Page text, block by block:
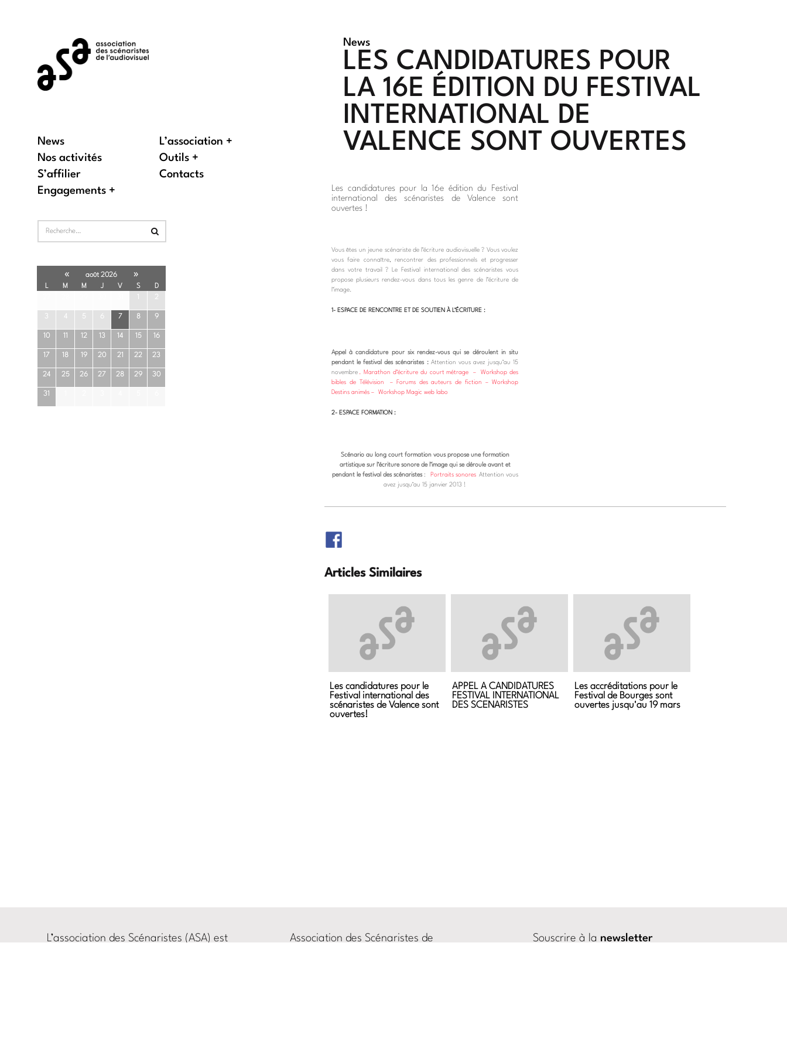
News
L’association
Nos activités
Outils
S’affilier
Contacts
Engagements
« août 2026 »
L M M J V S
D
2
3 4 5 6 7 8 9
10 11 12 13 14 15 16
17 18 19 20 21 22 23
24 25 26 27 28 29 30
31
News
LES CANDIDATURES POUR
LA 16E ÉDITION DU FESTIVAL
INTERNATIONAL DE
VALENCE SONT OUVERTES
Les candidatures pour la 16e édition du Festival
international des scénaristes de Valence sont
ouvertes !
Vous êtes un jeune scénariste de l’écriture audiovisuelle ? Vous voulez
vous faire connaître, rencontrer des professionnels et progresser
dans votre travail ? Le Festival international des scénaristes vous
propose plusieurs rendez-vous dans tous les genre de l’écriture de
l’image.
1- ESPACE DE RENCONTRE ET DE SOUTIEN À L’ÉCRITURE :
Appel à candidature pour six rendez-vous qui se déroulent in situ
pendant le festival des scénaristes : Attention vous avez jusqu’au 15
novembre . Marathon d’écriture du court métrage –
Workshop des
bibles de Télévision
– Forums des auteurs de fiction – Workshop
Destins animés –
Workshop Magic web labo
2- ESPACE FORMATION :
Scénario au long court formation vous propose une formation
artistique sur l’écriture sonore de l’image qui se déroule avant et
pendant le festival des scénaristes: Portraits sonores Attention vous
avez jusqu’au 15 janvier 2013 !
Articles Similaires
Les candidatures pour le
Festival international des
scénaristes de Valence sont
ouvertes!
APPEL A CANDIDATURES
FESTIVAL INTERNATIONAL
Les accréditations pour le
Festival de Bourges sont
ouvertes jusqu'au 19 mars
L’association des Scénaristes (ASA) est
Association des Scénaristes de
Souscrire à la newsletter